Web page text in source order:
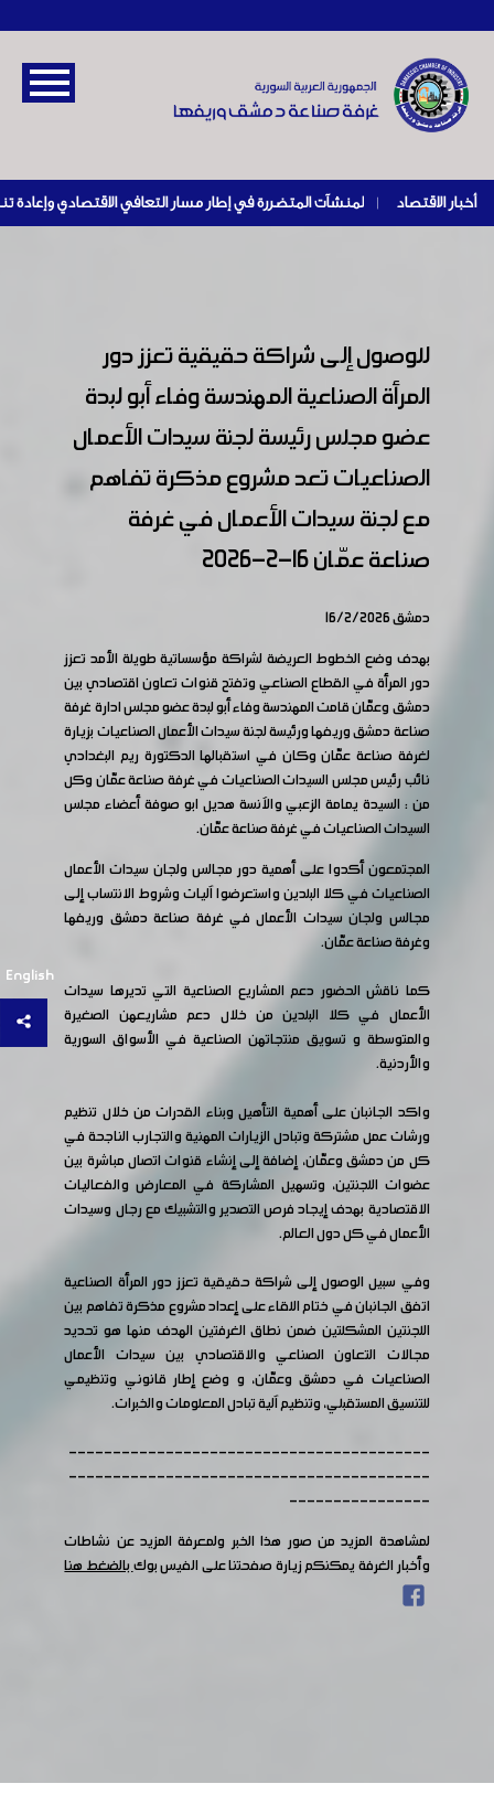
أخبار الاقتصاد |
English
للوصول إلى شراكة حقيقية تعزز دور
المرأة الصناعية المهندسة وفاء أبو لبدة
عضو مجلس رئيسة لجنة سيدات الأعمال
الصناعيات تعد مشروع مذكرة تفاهم
مع لجنة سيدات الأعمال في غرفة
صناعة عمّان 16-2-2026
دمشق 16/2/2026
بهدف وضع الخطوط العريضة لشراكة مؤسساتية طويلة الأمد تعزز
دور المرأة في القطاع الصناعي وتفتح قنوات تعاون اقتصادي بين
دمشق وعمّان قامت المهندسة وفاء أبو لبدة عضو مجلس ادارة غرفة
صناعة دمشق وريفها ورئيسة لجنة سيدات الأعمال الصناعيات بزيارة
لغرفة صناعة عمّان وكان في استقبالها الدكتورة ريم البغدادي
نائب رئيس مجلس السيدات الصناعيات في غرفة صناعة عمّان وكل
من : السيدة يمامة الزعبي والآنسة هديل ابو صوفة أعضاء مجلس
السيدات الصناعيات في غرفة صناعة عمّان.
المجتمعون أكدوا على أهمية دور مجالس ولجان سيدات الأعمال
الصناعيات في كلا البلدين واستعرضوا آليات وشروط الانتساب إلى
مجالس ولجان سيدات الأعمال في غرفة صناعة دمشق وريفها
وغرفة صناعة عمّان.
كما ناقش الحضور دعم المشاريع الصناعية التي تديرها سيدات
الأعمال في كلا البلدين من خلال دعم مشاريعهن الصغيرة
والمتوسطة و تسويق منتجاتهن الصناعية في الأسواق السورية
والأردنية.
واكد الجانبان على أهمية التأهيل وبناء القدرات من خلال تنظيم
ورشات عمل مشتركة وتبادل الزيارات المهنية والتجارب الناجحة في
كل من دمشق وعمّان، إضافة إلى إنشاء قنوات اتصال مباشرة بين
عضوات اللجنتين، وتسهيل المشاركة في المعارض والفعاليات
الاقتصادية بهدف إيجاد فرص التصدير والتشبيك مع رجال وسيدات
الأعمال في كل دول العالم.
وفي سبيل الوصول إلى شراكة حقيقية تعزز دور المرأة الصناعية
اتفق الجانبان في ختام اللقاء على إعداد مشروع مذكرة تفاهم بين
اللجنتين المشكلتين ضمن نطاق الغرفتين الهدف منها هو تحديد
مجالات التعاون الصناعي والاقتصادي بين سيدات الأعمال
الصناعيات في دمشق وعمّان، و وضع إطار قانوني وتنظيمي
للتنسيق المستقبلي، وتنظيم آلية تبادل المعلومات والخبرات.
-----------------------------------------
-----------------------------------------
----------------
لمشاهدة المزيد من صور هذا الخبر ولمعرفة المزيد عن نشاطات
وأخبار الغرفة يمكنكم زيارة صفحتنا على الفيس بوكبالضغط هنا